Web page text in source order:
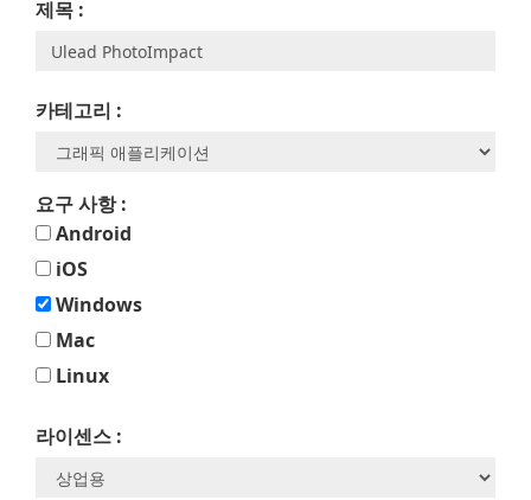
제목 :
카테고리 :
요구 사항 :
Android
iOS
Windows
Mac
Linux
라이센스 :